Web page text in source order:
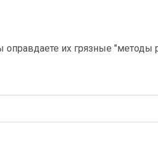
оправдаете их грязные "методы